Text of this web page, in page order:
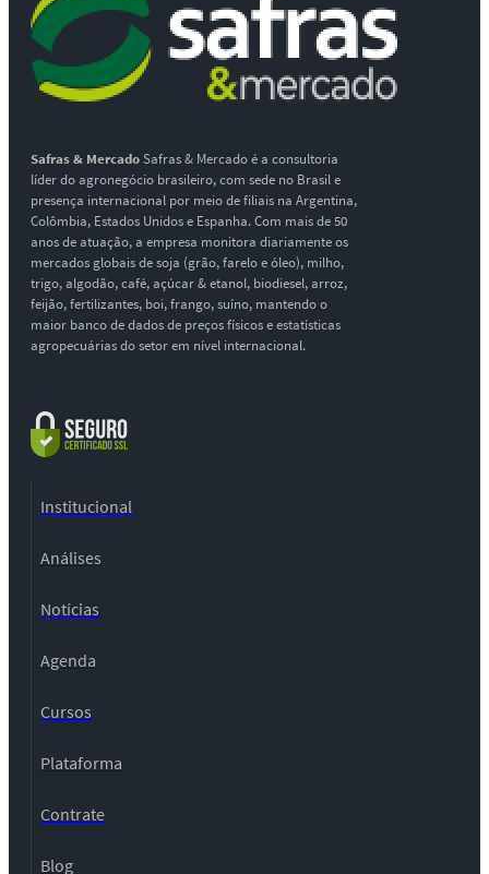
Safras & MercadoSafras & Mercado é a consultoria
líder do agronegócio brasileiro, com sede no Brasil e
presença internacional por meio de filiais na Argentina,
Colômbia, Estados Unidos e Espanha. Com mais de 50
anos de atuação, a empresa monitora diariamente os
mercados globais de soja (grão, farelo e óleo), milho,
trigo, algodão, café, açúcar & etanol, biodiesel, arroz,
feijão, fertilizantes, boi, frango, suíno, mantendo o
maior banco de dados de preços físicos e estatísticas
agropecuárias do setor em nível internacional.
Institucional
Análises
Notícias
Agenda
Cursos
Plataforma
Contrate
Blog